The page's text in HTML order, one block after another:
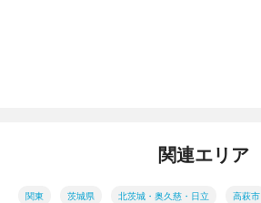
関連エリア
関東 茨城県 北茨城・奥久慈・日立 高萩市